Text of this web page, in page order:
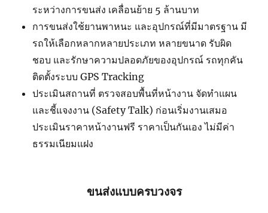
ระหว่างการขนส่ง เคลื่อนย้าย 5 ล้านบาท
การขนส่งใช้ยานพาหนะ และอุปกรณ์ที่มีมาตรฐาน มี
รถให้เลือกหลากหลายประเภท หลายขนาด รับผิด
ชอบ และรักษาความปลอดภัยของอุปกรณ์ รถทุกคัน
ติดตั้งระบบ GPS Tracking
ประเมินสถานที่ ตรวจสอบพื้นที่หน้างาน จัดทำแผน
และชี้แจงงาน (Safety Talk) ก่อนเริ่มงานเสมอ
ประเมินราคาหน้างานฟรี ราคาเป็นกันเอง ไม่มีค่า
ธรรมเนียมแฝง
ขนส่งแบบครบวงจร